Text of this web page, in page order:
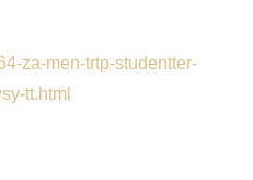
za-men-trtp-studentter-
tt.html